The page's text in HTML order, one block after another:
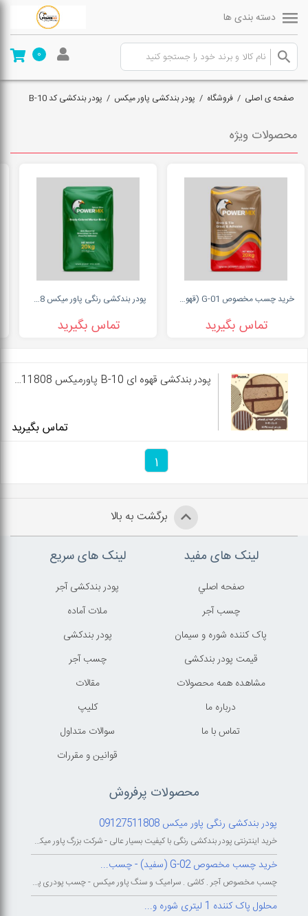
دسته بندی ها
0
صفحه ی اصلی / فروشگاه / پودر بندکشی پاور میکس / پودر بندکشی کد B-10
محصولات ویژه
خرید چسب مخصوص G-01 (قهوه ای) - پاورمیکس
تماس بگیرید
پودر بندکشی رنگی پاور میکس 09127511808
تماس بگیرید
پودر بندکشی قهوه ای B-10 پاورمیکس 09127511808
تماس بگیرید
1
برگشت به بالا
لینک های مفید
صفحه اصلي
چسب آجر
پاک کننده شوره و سیمان
قیمت پودر بندکشی
مشاهده همه محصولات
درباره ما
تماس با ما
لینک های سریع
پودر بندکشی آجر
ملات آماده
پودر بندکشی
چسب آجر
مقالات
کليپ
سوالات متداول
قوانين و مقررات
محصولات پرفروش
پودر بندکشی رنگی پاور میکس 09127511808
خرید اینترنتی پودر بندکشی رنگی با کیفیت بسیار عالی - شرکت بزرگ پاور میکس...
خرید چسب مخصوص G-02 (سفید) - چسب...
چسب مخصوص آجر . کاشی . سرامیک و سنگ پاور میکس - چسب پودری پاورمیکس - چسب...
محلول پاک کننده 1 لیتری شوره و...